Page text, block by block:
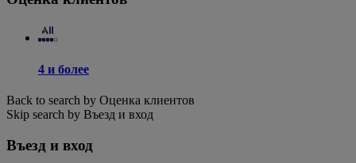
4 и более
Back to search by Оценка клиентов
Skip search by Въезд и вход
Въезд и вход